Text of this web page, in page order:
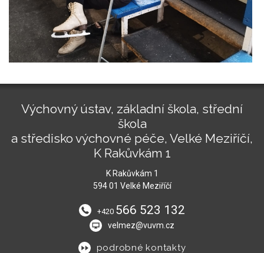
Výchovný ústav, základní škola, střední
škola
a středisko výchovné péče, Velké Meziříčí,
K Rakůvkám 1
K Rakůvkám 1
594 01 Velké Meziříčí
+420 566 523 132
velmez@vuvm.cz
podrobné kontakty